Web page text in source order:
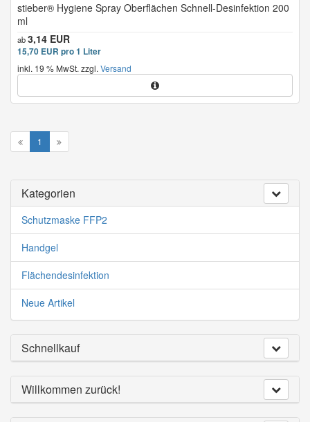
stieber® Hygiene Spray Oberflächen Schnell-Desinfektion 200
ml
ab3,14 EUR
15,70 EUR pro 1 Liter
inkl. 19 % MwSt. zzgl. Versand
1
Kategorien
Schutzmaske FFP2
Handgel
Flächendesinfektion
Neue Artikel
Schnellkauf
Willkommen zurück!